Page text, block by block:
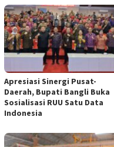
Apresiasi Sinergi Pusat-
Daerah, Bupati Bangli Buka
Sosialisasi RUU Satu Data
Indonesia